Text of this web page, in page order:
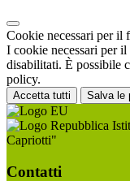
Cookie necessari per il
I cookie necessari per
disabilitati. È possibile
policy.
Accetta tutti Salva le
Capriotti"
Contatti